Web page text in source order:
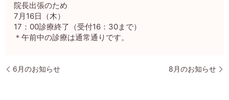
院長出張のため
7月16日（木）
17：00診療終了（受付16：30まで）
＊午前中の診療は通常通りです。
6月のお知らせ 8月のお知らせ